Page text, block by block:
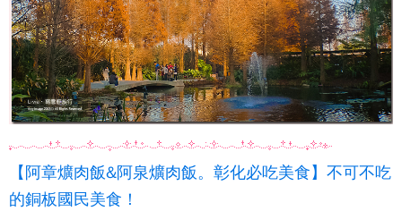
【阿章爌肉飯&阿泉爌肉飯。彰化必吃美食】不可不吃
的銅板國民美食！